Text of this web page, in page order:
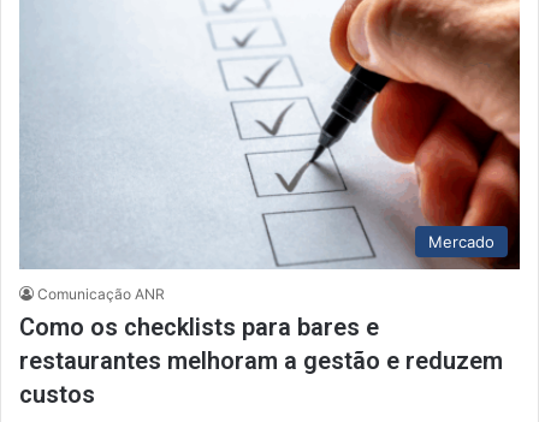
Mercado
Comunicação ANR
Como os checklists para bares e
restaurantes melhoram a gestão e reduzem
custos